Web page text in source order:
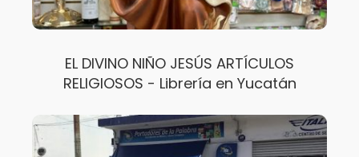
EL DIVINO NIÑO JESÚS ARTÍCULOS
RELIGIOSOS - Librería en Yucatán